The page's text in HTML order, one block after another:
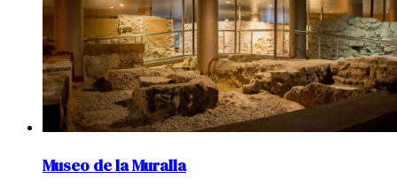
Museo de la Muralla